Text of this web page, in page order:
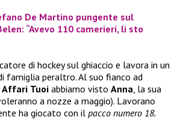
De Martino pungente sul
“Avevo 110 camerieri, li sto
di hockey sul ghiaccio e lavora in un
famiglia peraltro. Al suo fianco ad
Affari Tuoi abbiamo visto Anna, la sua
a nozze a maggio). Lavorano
ha giocato con il pacco numero 18.